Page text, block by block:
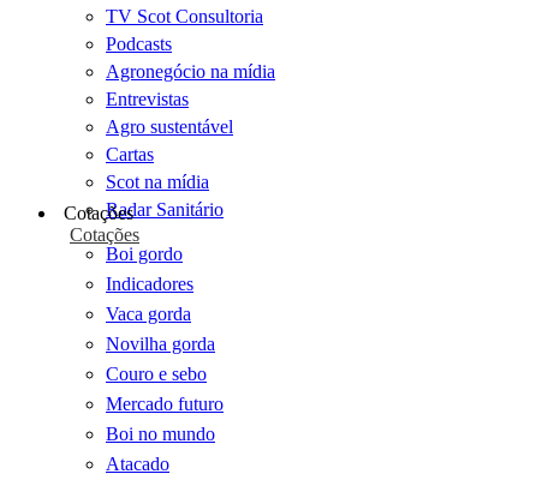
TV Scot Consultoria
Podcasts
Agronegócio na mídia
Entrevistas
Agro sustentável
Cartas
Scot na mídia
Radar Sanitário
Cotações
Cotações
Boi gordo
Indicadores
Vaca gorda
Novilha gorda
Couro e sebo
Mercado futuro
Boi no mundo
Atacado